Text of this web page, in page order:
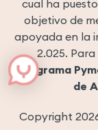
cual ha
objetivo de
apoyada en la
2.025.
Programa
de
Copyright